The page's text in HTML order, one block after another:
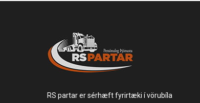
RS partar er sérhæft fyrirtæki í vörubíla